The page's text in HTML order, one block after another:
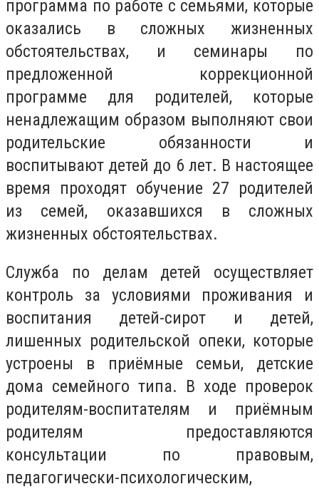
программа по работе с семьями, которые
оказались в сложных жизненных
обстоятельствах, и семинары по
предложенной коррекционной
программе для родителей, которые
ненадлежащим образом выполняют свои
родительские обязанности и
воспитывают детей до 6 лет. В настоящее
время проходят обучение 27 родителей
из семей, оказавшихся в сложных
жизненных обстоятельствах.
Служба по делам детей осуществляет
контроль за условиями проживания и
воспитания детей-сирот и детей,
лишенных родительской опеки, которые
устроены в приёмные семьи, детские
дома семейного типа. В ходе проверок
родителям-воспитателям и приёмным
родителям предоставляются
консультации по правовым,
педагогически-психологическим,